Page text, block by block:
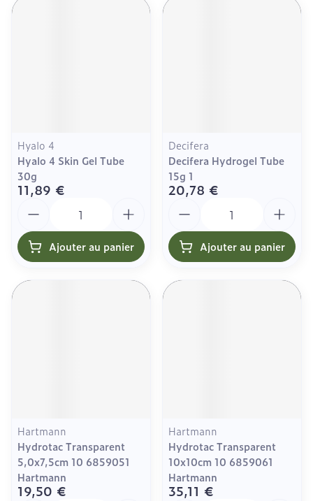
Hyalo 4
Hyalo 4 Skin Gel Tube
30g
11,89 €
Ajouter au panier
Decifera
Decifera Hydrogel Tube
15g 1
20,78 €
Ajouter au panier
Hartmann
Hydrotac Transparent
5,0x7,5cm 10 6859051
Hartmann
19,50 €
Hartmann
Hydrotac Transparent
10x10cm 10 6859061
Hartmann
35,11 €